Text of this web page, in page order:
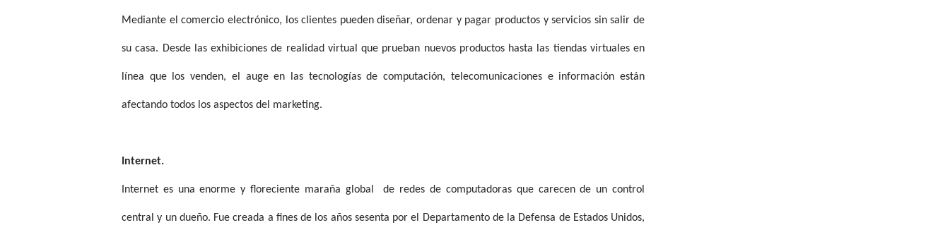
Mediante el comercio electrónico, los clientes pueden diseñar, ordenar y pagar productos y servicios sin salir de
su casa. Desde las exhibiciones de realidad virtual que prueban nuevos productos hasta las tiendas virtuales en
línea que los venden, el auge en las tecnologías de computación, telecomunicaciones e información están
afectando todos los aspectos del marketing.
Internet.
Internet es una enorme y floreciente maraña global de redes de computadoras que carecen de un control
central y un dueño. Fue creada a fines de los años sesenta por el Departamento de la Defensa de Estados Unidos,